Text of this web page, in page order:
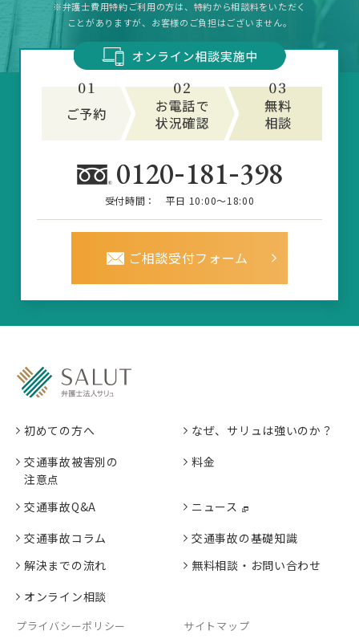
※弁護士費用特約ご利用の方は、特約から相談料をいただく
ことがありますが、お客様のご負担はございません。
0120-181-398
受付時間： 平日 10:00～18:00
ご相談受付フォーム
初めての方へ
なぜ、サリュは強いのか？
交通事故被害別の
注意点
料金
交通事故Q&A
ニュース
交通事故コラム
交通事故の基礎知識
解決までの流れ
無料相談・お問い合わせ
オンライン相談
プライバシーポリシー サイトマップ